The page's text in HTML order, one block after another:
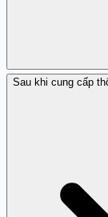
Quy tắc vàng:
qua tổng đài
Sau khi cung cấp